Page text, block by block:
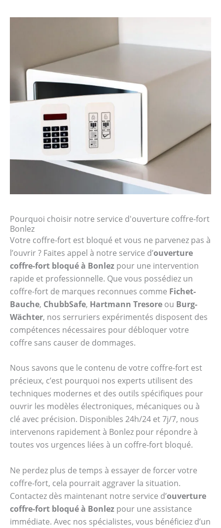
Pourquoi choisir notre service d'ouverture coffre-fort
Bonlez
Votre coffre-fort est bloqué et vous ne parvenez pas à
l’ouvrir ? Faites appel à notre service d’ouverture
coffre-fort bloqué à Bonlez pour une intervention
rapide et professionnelle. Que vous possédiez un
coffre-fort de marques reconnues comme Fichet-
Bauche, ChubbSafe, Hartmann Tresore ou Burg-
Wächter, nos serruriers expérimentés disposent des
compétences nécessaires pour débloquer votre
coffre sans causer de dommages.
Nous savons que le contenu de votre coffre-fort est
précieux, c’est pourquoi nos experts utilisent des
techniques modernes et des outils spécifiques pour
ouvrir les modèles électroniques, mécaniques ou à
clé avec précision. Disponibles 24h/24 et 7j/7, nous
intervenons rapidement à Bonlez pour répondre à
toutes vos urgences liées à un coffre-fort bloqué.
Ne perdez plus de temps à essayer de forcer votre
coffre-fort, cela pourrait aggraver la situation.
Contactez dès maintenant notre service d’ouverture
coffre-fort bloqué à Bonlez pour une assistance
immédiate. Avec nos spécialistes, vous bénéficiez d’un